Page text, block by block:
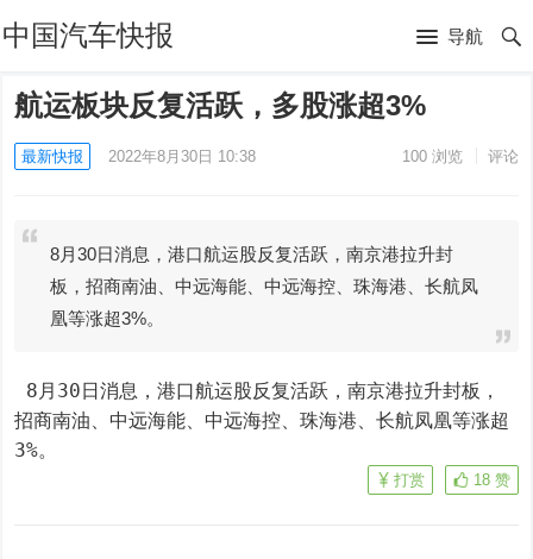
中国汽车快报 导航
航运板块反复活跃，多股涨超3%
最新快报 2022年8月30日 10:38 100浏览 评论
8月30日消息，港口航运股反复活跃，南京港拉升封
板，招商南油、中远海能、中远海控、珠海港、长航凤
凰等涨超3%。
招商南油、中远海能、中远海控、珠海港、长航凤凰等涨超
3%。
18 赞
打赏